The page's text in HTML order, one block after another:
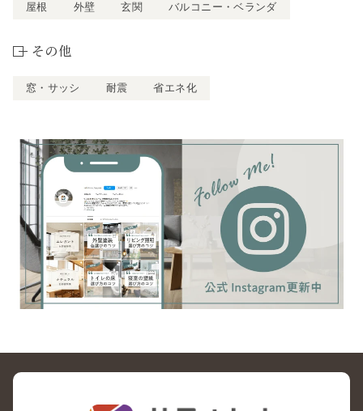
屋根 外壁 玄関 バルコニー・ベランダ
その他
窓・サッシ 耐震 省エネ化